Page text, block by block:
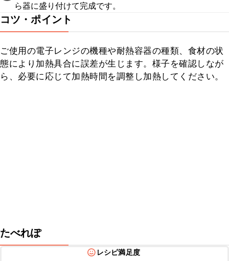
ら器に盛り付けて完成です。
コツ・ポイント
ご使用の電子レンジの機種や耐熱容器の種類、食材の状
態により加熱具合に誤差が生じます。様子を確認しなが
ら、必要に応じて加熱時間を調整し加熱してください。
たべれぽ
レシピ満足度